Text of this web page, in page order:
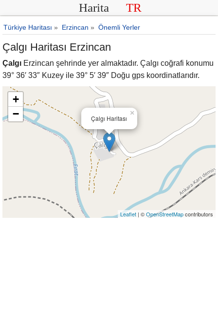
Harita TR
Türkiye Haritası » Erzincan » Önemli Yerler
Çalgı Haritası Erzincan
Çalgı Erzincan şehrinde yer almaktadır. Çalgı coğrafi konumu
39° 36′ 33″ Kuzey ile 39° 5′ 39″ Doğu gps koordinatlarıdır.
Çalgı Haritası
×
+
−
Leaflet | ©OpenStreetMapcontributors